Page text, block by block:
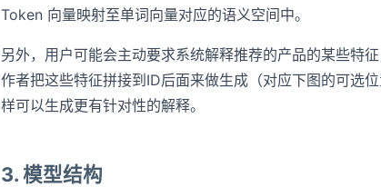
Token 向量映射至单词向量对应的语义空间中。
另外，用户可能会主动要求系统解释推荐的产品的某些特征
作者把这些特征拼接到ID后面来做生成（对应下图的可选
样可以生成更有针对性的解释。
3. 模型结构